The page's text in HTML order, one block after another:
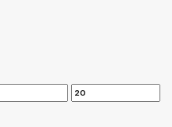
Maks